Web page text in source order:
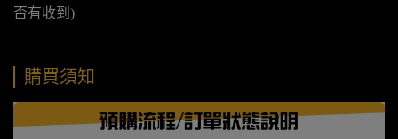
否有收到)
購買須知